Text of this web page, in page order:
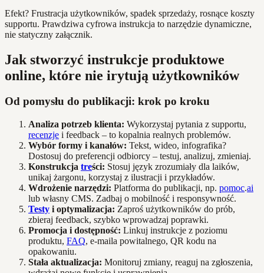
Efekt? Frustracja użytkowników, spadek sprzedaży, rosnące koszty
supportu. Prawdziwa cyfrowa instrukcja to narzędzie dynamiczne,
nie statyczny załącznik.
Jak stworzyć instrukcje produktowe
online, które nie irytują użytkowników
Od pomysłu do publikacji: krok po kroku
Analiza potrzeb klienta: Wykorzystaj pytania z supportu,
recenzje i feedback – to kopalnia realnych problemów.
Wybór formy i kanałów: Tekst, wideo, infografika?
Dostosuj do preferencji odbiorcy – testuj, analizuj, zmieniaj.
Konstrukcja treści: Stosuj język zrozumiały dla laików,
unikaj żargonu, korzystaj z ilustracji i przykładów.
Wdrożenie narzędzi: Platforma do publikacji, np. pomoc.ai
lub własny CMS. Zadbaj o mobilność i responsywność.
Testy i optymalizacja: Zaproś użytkowników do prób,
zbieraj feedback, szybko wprowadzaj poprawki.
Promocja i dostępność: Linkuj instrukcje z poziomu
produktu, FAQ, e-maila powitalnego, QR kodu na
opakowaniu.
Stała aktualizacja: Monitoruj zmiany, reaguj na zgłoszenia,